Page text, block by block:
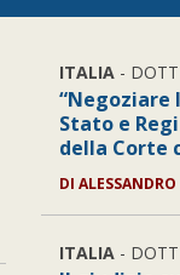
ITALIA -
“Negoziare
Stato e
della Corte
DI ALESSANDRO
ITALIA -